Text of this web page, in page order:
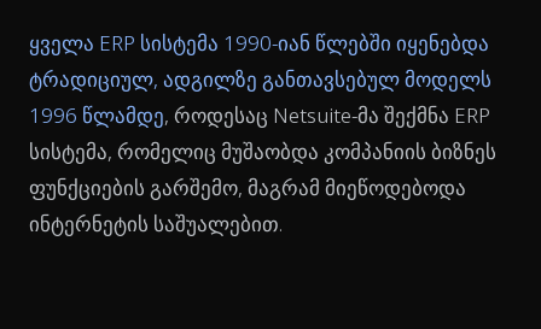
ყველა ERP სისტემა 1990-იან წლებში იყენებდა
ტრადიციულ, ადგილზე განთავსებულ მოდელს
1996 წლამდე, როდესაც Netsuite-მა შექმნა ERP
სისტემა, რომელიც მუშაობდა კომპანიის ბიზნეს
ფუნქციების გარშემო, მაგრამ მიეწოდებოდა
ინტერნეტის საშუალებით.